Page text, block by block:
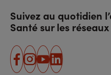
Suivez au quotidien
Santé sur les
facebook
instagram
youtube
linkedin